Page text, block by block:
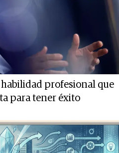
profesional que
para tener éxito